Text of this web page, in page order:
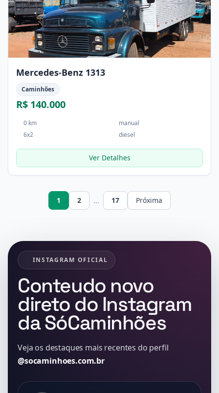
Mercedes-Benz 1313
Caminhões
R$ 140.000
0 km
manual
6x2
diesel
Ver Detalhes
1 2 ... 17 Próxima
INSTAGRAM OFICIAL
Conteudo novo
direto do Instagram
da SóCaminhões
Veja os destaques mais recentes do perfil
@socaminhoes.com.br